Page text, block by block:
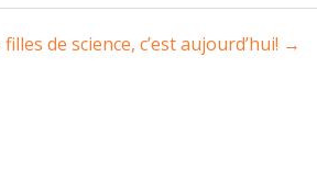
de science, c’est aujourd’hui! →